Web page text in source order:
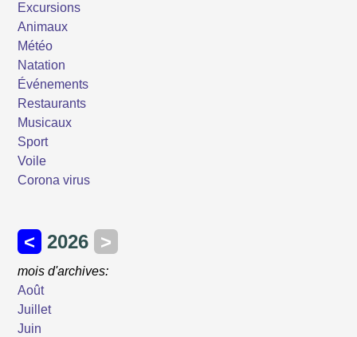
Excursions
Animaux
Météo
Natation
Événements
Restaurants
Musicaux
Sport
Voile
Corona virus